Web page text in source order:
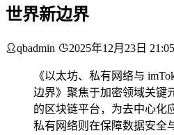
世界新边界
qbadmin 2025年12月23日 21:05
《以太坊、私有网络与
边界》聚焦于加密领域关键
的区块链平台，为去中心化
私有网络则在保障数据安全